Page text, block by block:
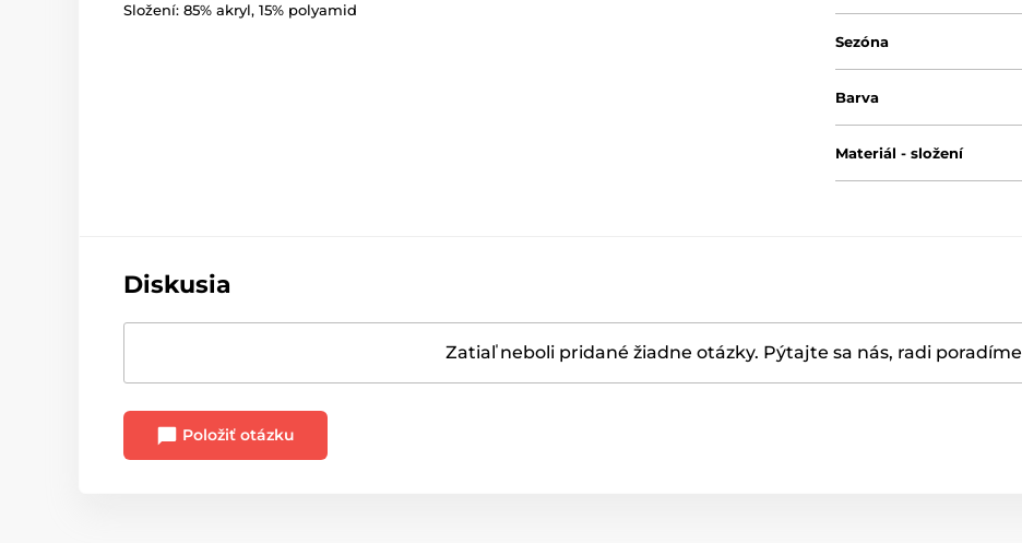
Složení: 85% akryl, 15% polyamid
Sezóna
Barva
Materiál - složení
Diskusia
Zatiaľ neboli pridané žiadne otázky. Pýtajte sa nás, radi poradíme
Položiť otázku